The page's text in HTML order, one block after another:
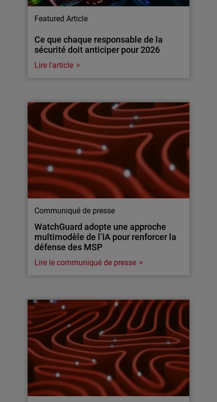
Featured Article
Ce que chaque responsable de la
sécurité doit anticiper pour 2026
Lire l'article
Communiqué de presse
WatchGuard adopte une approche
multimodèle de l’IA pour renforcer la
défense des MSP
Lire le communiqué de presse